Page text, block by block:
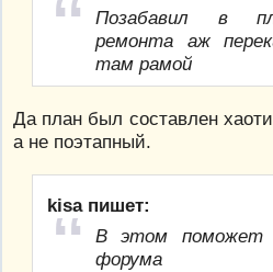
Позабавил в
ремонта аж
там рамой
Да план был составлен
а не поэтапный.
kisa пишет:
В этом поможет
форума